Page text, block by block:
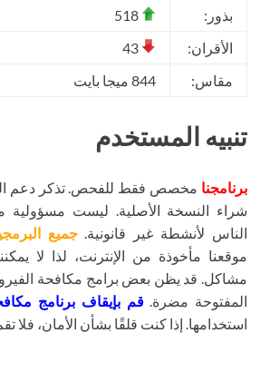
بذور:
الأقران:
مقاس:
844 ميجا بايت
تنبيه المستخدم
برنامجنا مخصص فقط للفحص. تذكر دعم
شراء النسخة الأصلية. ليست مسؤولية
الناس لأنشطة غير قانونية.جميع
موقعنا مأخوذة من الإنترنت، لذا لا
مشاكل. قد يظن بعض برامج مكافحة
المفتوحة مضرة.قم بإيقاف برنامج
استخدامها. إذا كنت قلقًا بشأن الأمان، فلا تقم